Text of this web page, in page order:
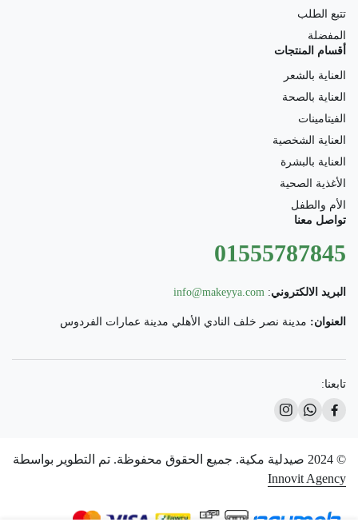
تتبع الطلب
المفضلة
أقسام المنتجات
العناية بالشعر
العناية بالصحة
الفيتامينات
العناية الشخصية
العناية بالبشرة
الأغذية الصحية
الأم والطفل
تواصل معنا
01555787845
البريد الالكتروني:
info@makeyya.com
العنوان: مدينة نصر خلف النادي الأهلي مدينة عمارات الفردوس
تابعنا:
© 2024 صيدلية مكية. جميع الحقوق محفوظة. تم التطوير بواسطة
Innovit Agency